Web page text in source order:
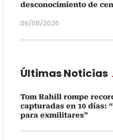
desconocimiento de
06/08/2026
Últimas Noticias
Tom Rahill rompe
capturadas en 10 días:
para exmilitares”